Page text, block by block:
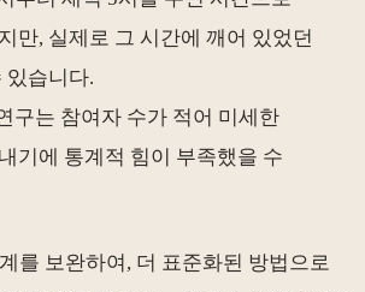
만, 실제로 그 시간에 깨어 있었던
있습니다.
구는 참여자 수가 적어 미세한
기에 통계적 힘이 부족했을 수
를 보완하여, 더 표준화된 방법으로